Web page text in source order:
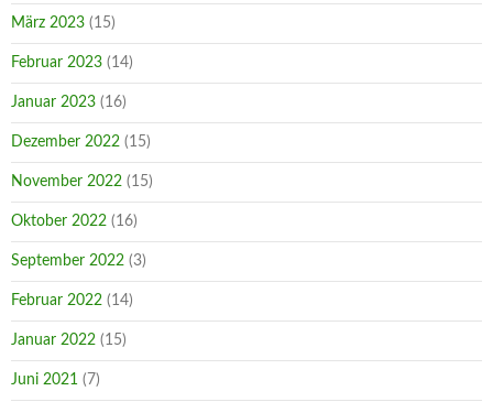
März 2023 (15)
Februar 2023 (14)
Januar 2023 (16)
Dezember 2022 (15)
November 2022 (15)
Oktober 2022 (16)
September 2022 (3)
Februar 2022 (14)
Januar 2022 (15)
Juni 2021 (7)